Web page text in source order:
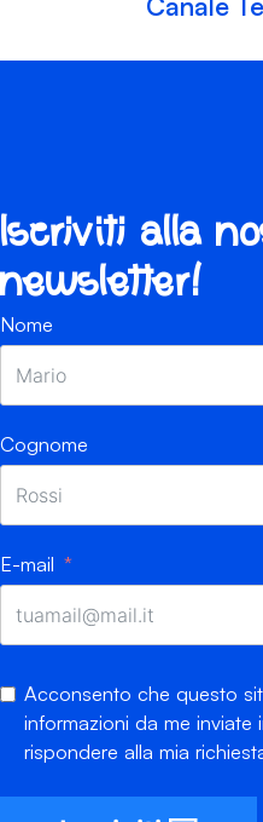
Iscriviti alla
newsletter!
Nome
Cognome
E-mail
Acconsento che questo
informazioni da me
rispondere alla mia